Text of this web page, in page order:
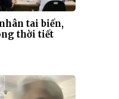
tai biến,
thời tiết